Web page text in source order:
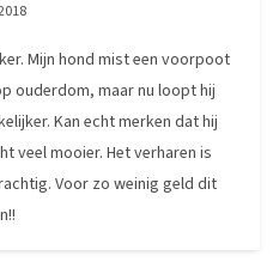
Mijn hond mist een voorpoot
ouderdom, maar nu loopt hij
Kan echt merken dat hij
veel mooier. Het verharen is
Voor zo weinig geld dit